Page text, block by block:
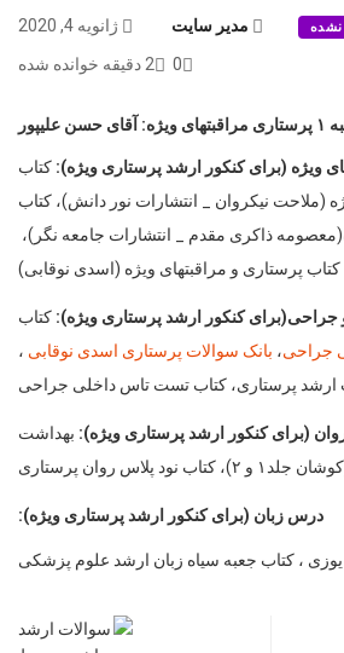
نشده مدیر سایت
ژانویه 4, 2020
0
2 دقیقه خوانده شده
ویژه (برای کنکور ارشد پرستاری ویژه): کتاب
(ملاحت نیکروان _ انتشارات نور دانش)، کتاب
ذاکری مقدم _ انتشارات جامعه نگر)،
کتاب پرستاری و مراقبتهای ویژه (اسدی نوقابی)
کنکور ارشد پرستاری ویژه): کتاب
جراحی، بانک سوالات پرستاری اسدی نوقابی ،
ارشد پرستاری، کتاب تست تاس داخلی جراحی
(برای کنکور ارشد پرستاری ویژه): بهداشت
کتاب نود پلاس روان پرستاری
درس زبان (برای کنکور ارشد پرستاری ویژه):
یوزی ، کتاب جعبه سیاه زبان ارشد علوم پزشکی